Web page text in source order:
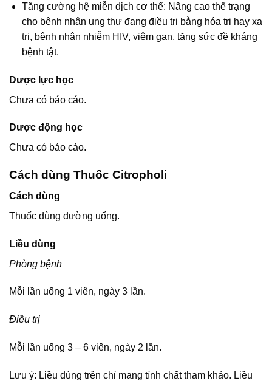
Tăng cường hệ miễn dịch cơ thể: Nâng cao thể trạng
cho bệnh nhân ung thư đang điều trị bằng hóa trị hay xạ
trị, bệnh nhân nhiễm HIV, viêm gan, tăng sức đề kháng
bệnh tật.
Dược lực học
Chưa có báo cáo.
Dược động học
Chưa có báo cáo.
Cách dùng Thuốc Citropholi
Cách dùng
Thuốc dùng đường uống.
Liều dùng
Phòng bệnh
Mỗi lần uống 1 viên, ngày 3 lần.
Điều trị
Mỗi lần uống 3 – 6 viên, ngày 2 lần.
Lưu ý: Liều dùng trên chỉ mang tính chất tham khảo. Liều